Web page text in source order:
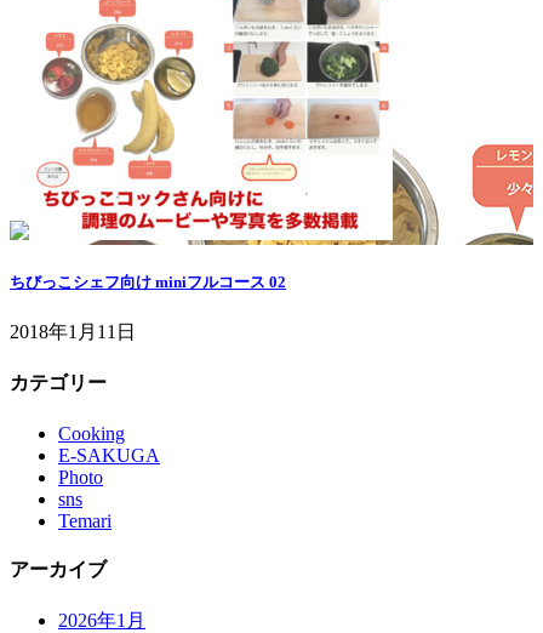
ちびっこシェフ向け miniフルコース 02
2018年1月11日
カテゴリー
Cooking
E-SAKUGA
Photo
sns
Temari
アーカイブ
2026年1月